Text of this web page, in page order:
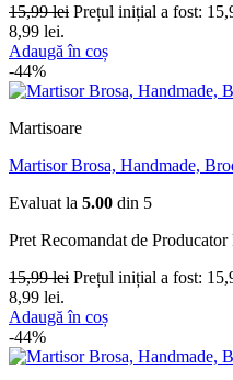
15,99lei Prețul inițial a fost:
8,99 lei.
Adaugă în coș
-44%
Martisoare
Martisor Brosa, Handmade,
Evaluat la 5.00 din 5
Pret Recomandat de Producator
15,99lei Prețul inițial a fost:
8,99 lei.
Adaugă în coș
-44%